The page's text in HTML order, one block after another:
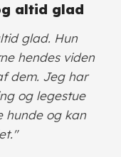
altid glad
glad. Hun
hendes viden
dem. Jeg har
og legestue
hunde og kan